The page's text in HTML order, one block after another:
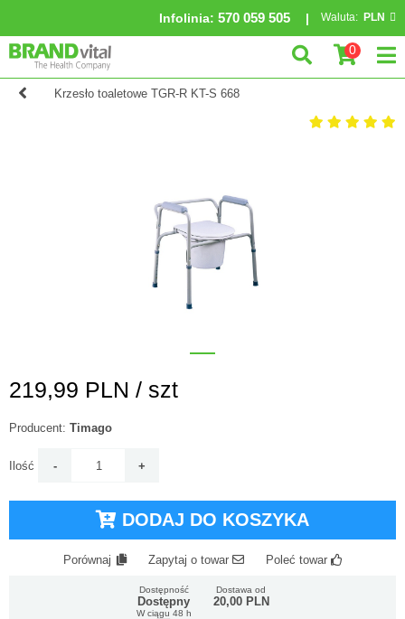
Infolinia: 570 059 505 Waluta: PLN
0
Krzesło toaletowe TGR-R KT-S 668
219,99 PLN / szt
Producent: Timago
Ilość
DODAJ DO KOSZYKA
Porównaj Zapytaj o towar Poleć towar
Dostępność
Dostępny
W ciągu 48 h
Dostawa od
20,00 PLN